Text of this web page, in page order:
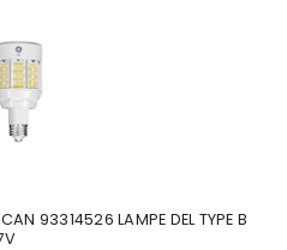
93314526 LAMPE DEL TYPE B